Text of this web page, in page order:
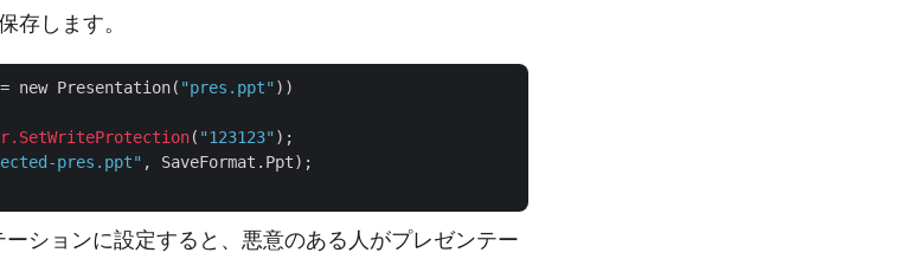
存します。
new Presentation( "pres.ppt" ))
.SetWriteProtection( "123123" );
pres.ppt" , SaveFormat.Ppt);
ションに設定すると、悪意のある人がプレゼンテー